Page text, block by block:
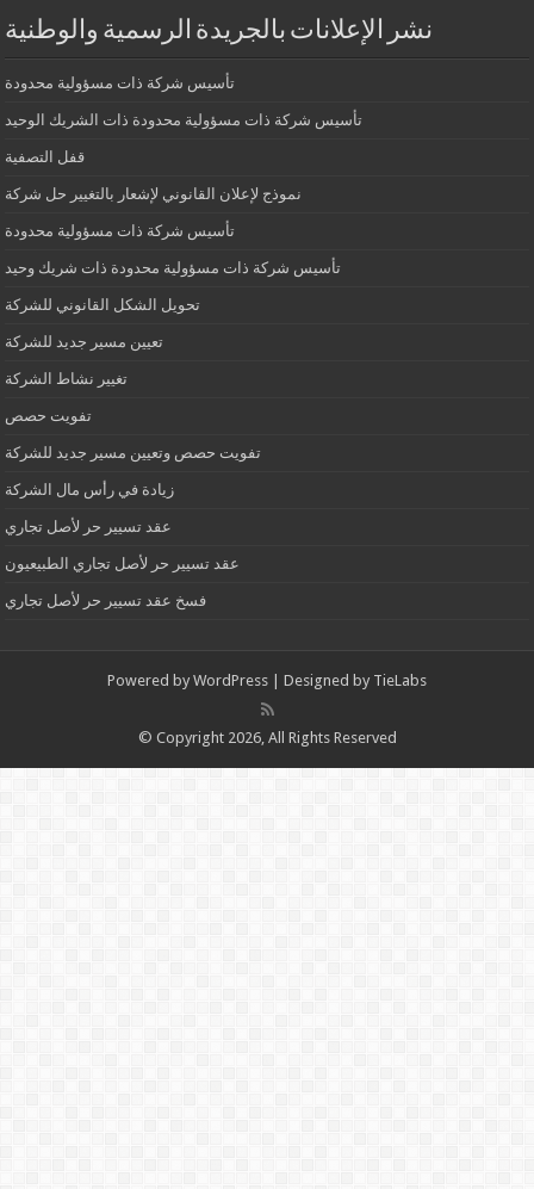
نشر الإعلانات بالجريدة الرسمية والوطنية
تأسيس شركة ذات مسؤولية محدودة
تأسيس شركة ذات مسؤولية محدودة ذات الشريك الوحيد
قفل التصفية
نموذج لإعلان القانوني لإشعار بالتغيير حل شركة
تأسيس شركة ذات مسؤولية محدودة
تأسيس شركة ذات مسؤولية محدودة ذات شريك وحيد
تحويل الشكل القانوني للشركة
تعيين مسير جديد للشركة
تغيير نشاط الشركة
تفويت حصص
تفويت حصص وتعيين مسير جديد للشركة
زيادة في رأس مال الشركة
عقد تسيير حر لأصل تجاري
عقد تسيير حر لأصل تجاري الطبيعيون
فسخ عقد تسيير حر لأصل تجاري
Powered by WordPress | Designed by TieLabs
© Copyright 2026, All Rights Reserved